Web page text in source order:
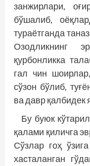
занжирлари,
бўшалиб,
тураётганда
Озодликнинг
қурбонликка
гал чин
сўзон бўлиб,
ва давр қалбидек
Бу буюк
қалами қиличга
Сўзлар гоҳ
хасталанган